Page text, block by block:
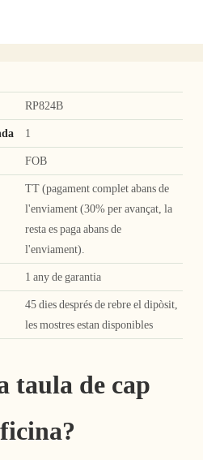
RP824B
1
FOB
TT (pagament complet abans de
l'enviament (30% per avançat, la
resta es paga abans de
l'enviament).
1 any de garantia
45 dies després de rebre el dipòsit,
les mostres estan disponibles
taula de cap